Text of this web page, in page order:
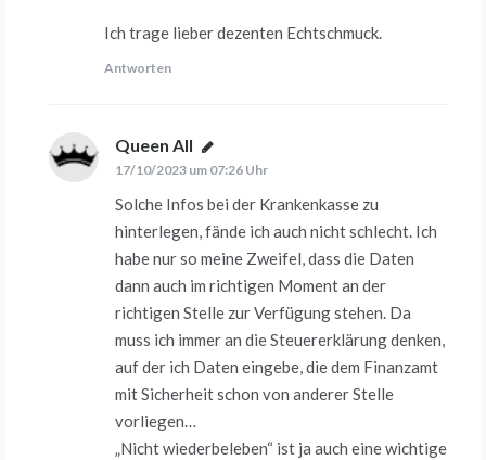
Ich trage lieber dezenten Echtschmuck.
Antworten
Queen All sagt:
17/10/2023 um 07:26 Uhr
Solche Infos bei der Krankenkasse zu
hinterlegen, fände ich auch nicht schlecht. Ich
habe nur so meine Zweifel, dass die Daten
dann auch im richtigen Moment an der
richtigen Stelle zur Verfügung stehen. Da
muss ich immer an die Steuererklärung denken,
auf der ich Daten eingebe, die dem Finanzamt
mit Sicherheit schon von anderer Stelle
vorliegen…
„Nicht wiederbeleben“ ist ja auch eine wichtige